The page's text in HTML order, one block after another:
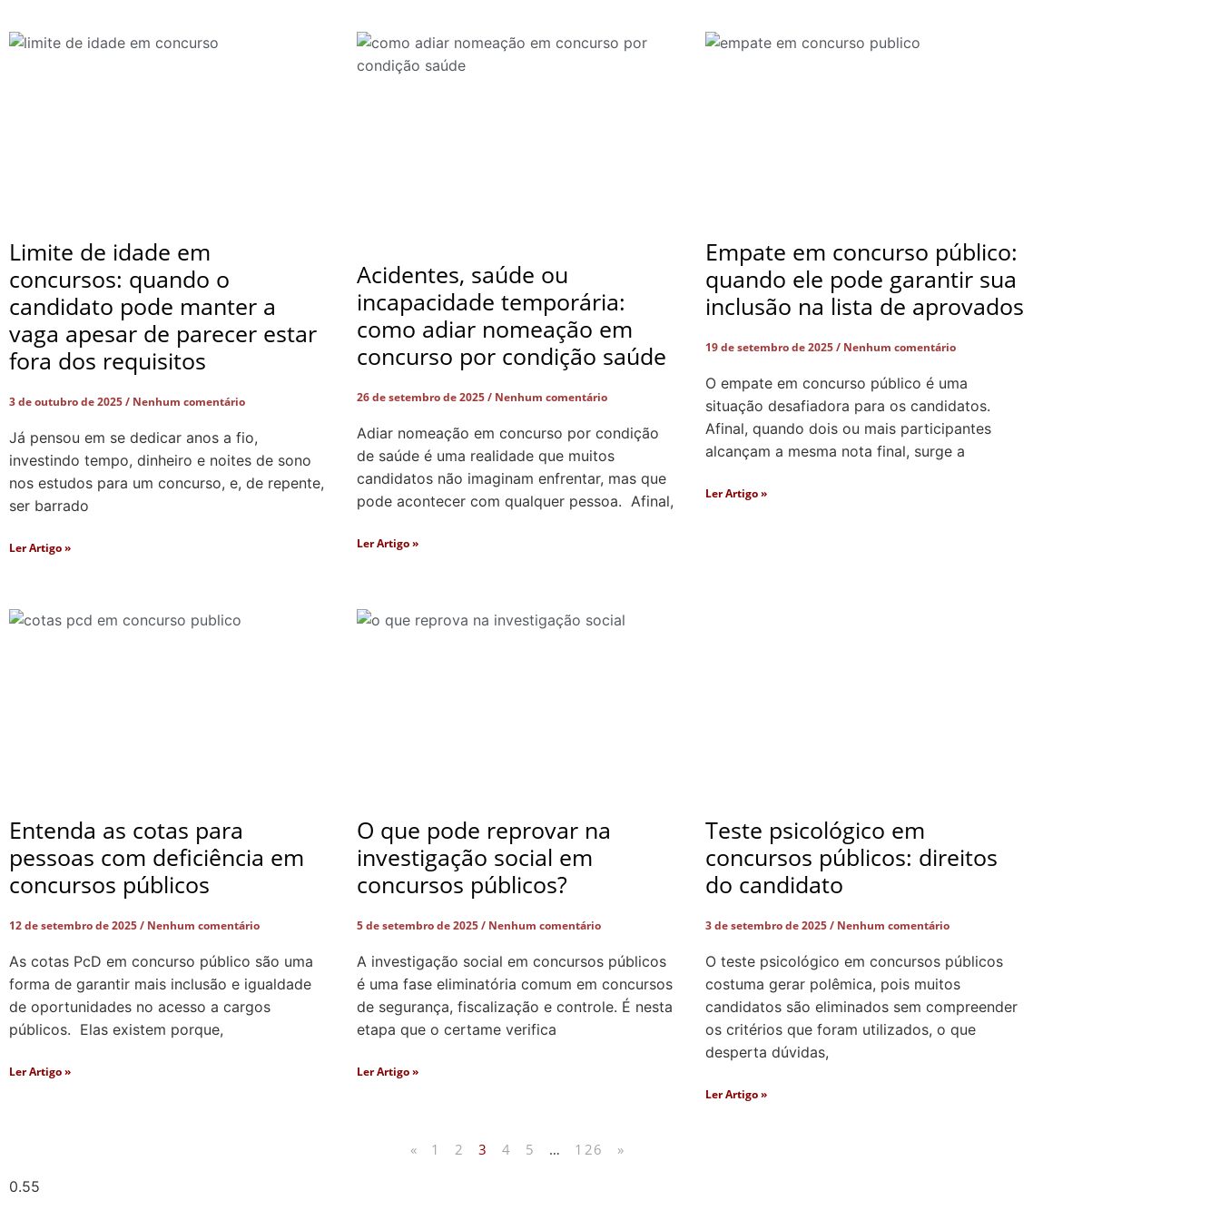
Limite de idade em
concursos: quando o
candidato pode manter a
vaga apesar de parecer estar
fora dos requisitos
3 de outubro de 2025 Nenhum comentário
Já pensou em se dedicar anos a fio,
investindo tempo, dinheiro e noites de sono
nos estudos para um concurso, e, de repente,
ser barrado
Ler Artigo »
Acidentes, saúde ou
incapacidade temporária:
como adiar nomeação em
concurso por condição saúde
26 de setembro de 2025 Nenhum comentário
Adiar nomeação em concurso por condição
de saúde é uma realidade que muitos
candidatos não imaginam enfrentar, mas que
pode acontecer com qualquer pessoa. Afinal,
Ler Artigo »
Empate em concurso público:
quando ele pode garantir sua
inclusão na lista de aprovados
19 de setembro de 2025 Nenhum comentário
O empate em concurso público é uma
situação desafiadora para os candidatos.
Afinal, quando dois ou mais participantes
alcançam a mesma nota final, surge a
Ler Artigo »
Entenda as cotas para
pessoas com deficiência em
concursos públicos
12 de setembro de 2025 Nenhum comentário
As cotas PcD em concurso público são uma
forma de garantir mais inclusão e igualdade
de oportunidades no acesso a cargos
públicos. Elas existem porque,
Ler Artigo »
O que pode reprovar na
investigação social em
concursos públicos?
5 de setembro de 2025 Nenhum comentário
A investigação social em concursos públicos
é uma fase eliminatória comum em concursos
de segurança, fiscalização e controle. É nesta
etapa que o certame verifica
Ler Artigo »
Teste psicológico em
concursos públicos: direitos
do candidato
3 de setembro de 2025 Nenhum comentário
O teste psicológico em concursos públicos
costuma gerar polêmica, pois muitos
candidatos são eliminados sem compreender
os critérios que foram utilizados, o que
desperta dúvidas,
Ler Artigo »
« 1 2 3 4 5 … 126 »